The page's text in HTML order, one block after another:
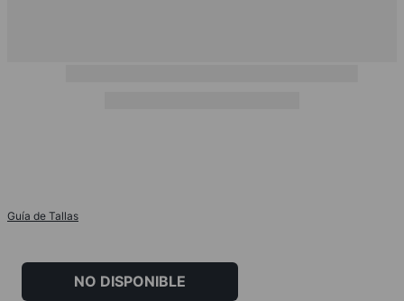
Guía de Tallas
NO DISPONIBLE